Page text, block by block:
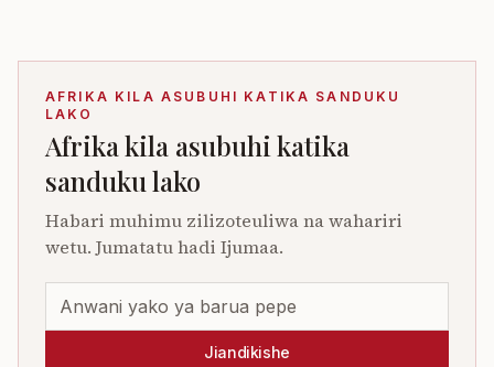
AFRIKA KILA ASUBUHI KATIKA SANDUKU
LAKO
Afrika kila asubuhi katika
sanduku lako
Habari muhimu zilizoteuliwa na wahariri
wetu. Jumatatu hadi Ijumaa.
Jiandikishe